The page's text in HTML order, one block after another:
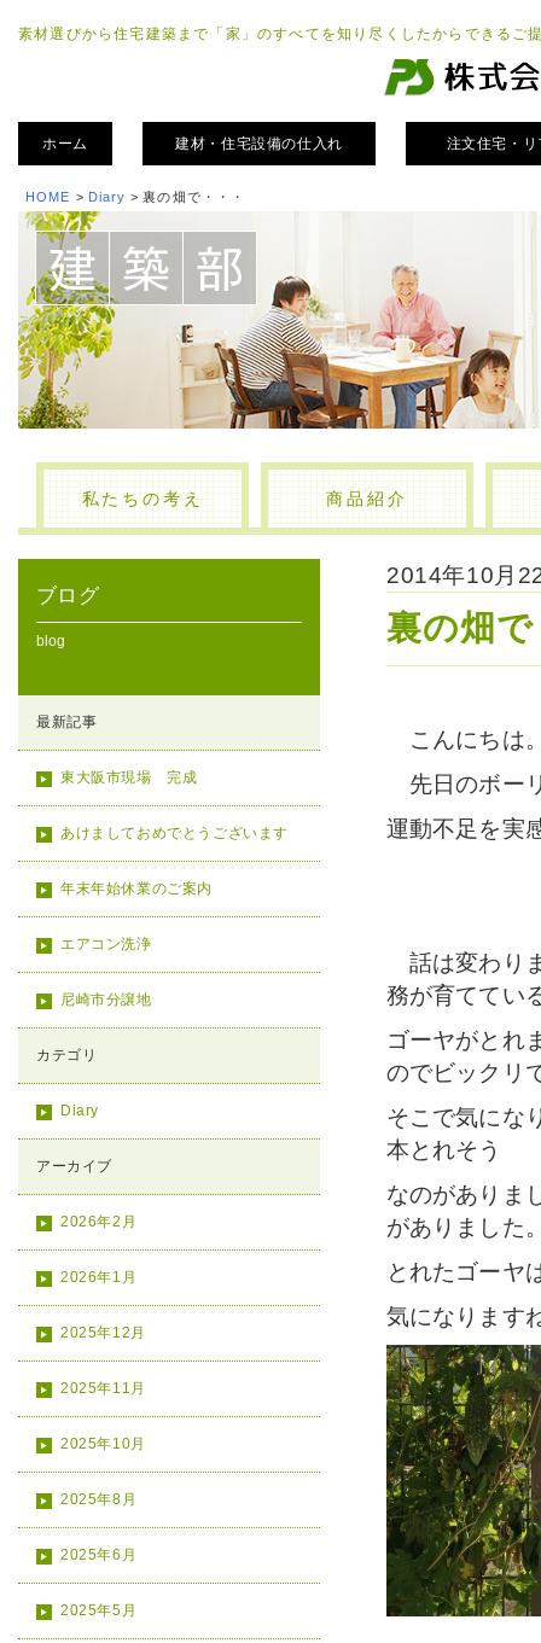
素材選びから住宅建築まで「家」のすべてを知り尽くしたからできるご
ホーム 建材・住宅設備の仕入れ 注文住宅・
HOME > Diary > 裏の畑で・・・
私たちの考え 商品紹介
ブログ
blog
最新記事
東大阪市現場 完成
あけましておめでとうございます
年末年始休業のご案内
エアコン洗浄
尼崎市分譲地
カテゴリ
Diary
アーカイブ
2026年2月
2026年1月
2025年12月
2025年11月
2025年10月
2025年8月
2025年6月
2025年5月
2014年10月
裏の畑
こんにちは
先日のボー
運動不足を実
話は変わり
務が育ててい
ゴーヤがとれ
のでビックリ
そこで気にな
本とれそう
なのがありま
がありました
とれたゴーヤ
気になります